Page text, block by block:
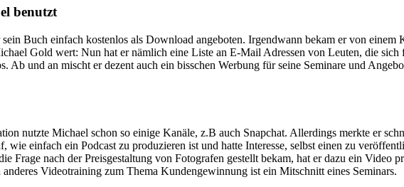
benutzt
Buch einfach kostenlos als Download angeboten. Irgendwann bekam er von
Gold wert: Nun hat er nämlich eine Liste an E-Mail Adressen von Leuten, die
Ab und an mischt er dezent auch ein bisschen Werbung für seine Seminare und
nutzte Michael schon so einige Kanäle, z.B auch Snapchat. Allerdings merkte er
wie einfach ein Podcast zu produzieren ist und hatte Interesse, selbst einen zu
Frage nach der Preisgestaltung von Fotografen gestellt bekam, hat er dazu ein Video
Videotraining zum Thema Kundengewinnung ist ein Mitschnitt eines Seminars.